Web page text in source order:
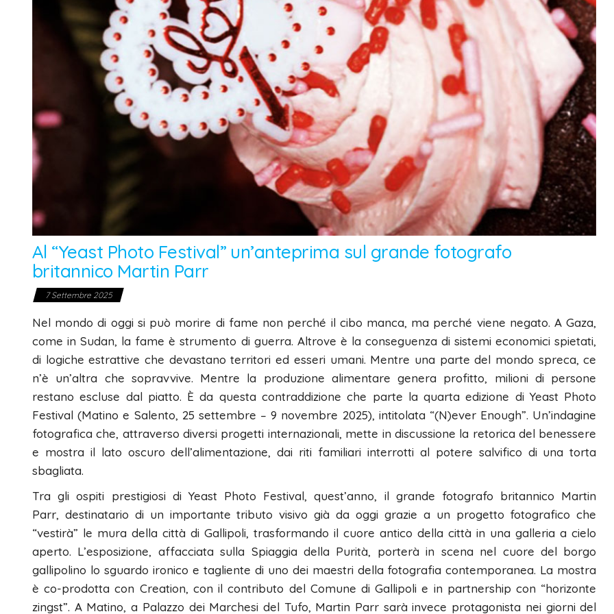
Al “Yeast Photo Festival” un’anteprima sul grande fotografo
britannico Martin Parr
7 Settembre 2025
Nel mondo di oggi si può morire di fame non perché il cibo manca, ma perché viene negato. A Gaza,
come in Sudan, la fame è strumento di guerra. Altrove è la conseguenza di sistemi economici spietati,
di logiche estrattive che devastano territori ed esseri umani. Mentre una parte del mondo spreca, ce
n’è un’altra che sopravvive. Mentre la produzione alimentare genera profitto, milioni di persone
restano escluse dal piatto. È da questa contraddizione che parte la quarta edizione di Yeast Photo
Festival (Matino e Salento, 25 settembre – 9 novembre 2025), intitolata “(N)ever Enough”. Un’indagine
fotografica che, attraverso diversi progetti internazionali, mette in discussione la retorica del benessere
e mostra il lato oscuro dell’alimentazione, dai riti familiari interrotti al potere salvifico di una torta
sbagliata.
Tra gli ospiti prestigiosi di Yeast Photo Festival, quest’anno, il grande fotografo britannico Martin
Parr, destinatario di un importante tributo visivo già da oggi grazie a un progetto fotografico che
“vestirà” le mura della città di Gallipoli, trasformando il cuore antico della città in una galleria a cielo
aperto. L’esposizione, affacciata sulla Spiaggia della Purità, porterà in scena nel cuore del borgo
gallipolino lo sguardo ironico e tagliente di uno dei maestri della fotografia contemporanea. La mostra
è co-prodotta con Creation, con il contributo del Comune di Gallipoli e in partnership con “horizonte
zingst”. A Matino, a Palazzo dei Marchesi del Tufo, Martin Parr sarà invece protagonista nei giorni del